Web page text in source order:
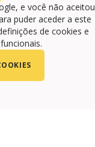
e você não aceitou
puder aceder a este
de cookies e